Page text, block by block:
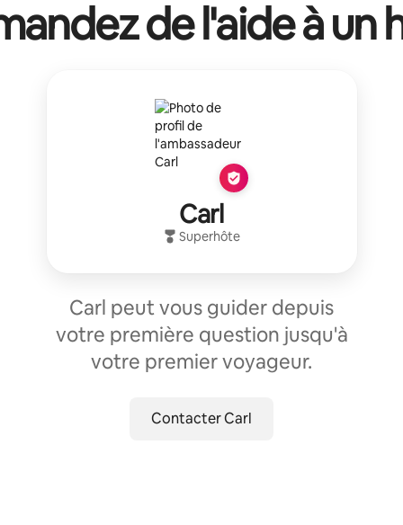
de l'aide à un
Carl
Superhôte
Carl peut vous guider depuis
votre première question jusqu'à
votre premier voyageur.
Contacter Carl